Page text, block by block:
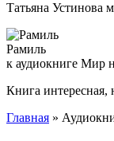
Татьяна Устинова
Рамиль
к аудиокниге Мир
Книга интересная,
Главная »